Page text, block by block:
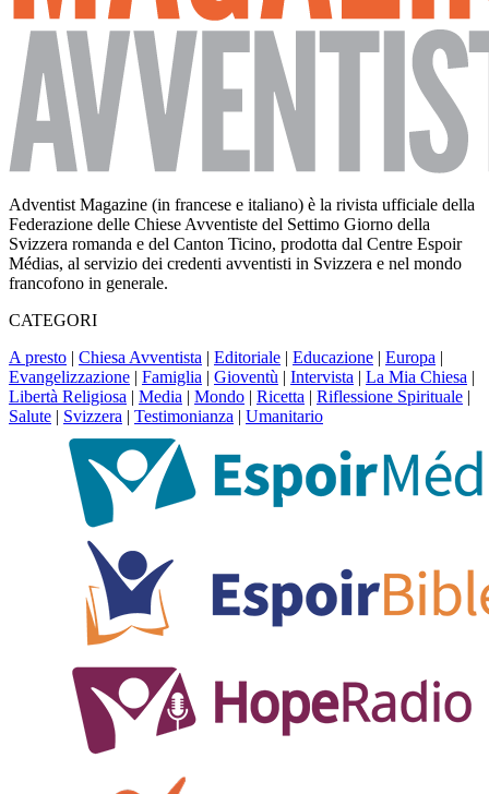
Adventist Magazine (in francese e italiano) è la rivista ufficiale della
Federazione delle Chiese Avventiste del Settimo Giorno della
Svizzera romanda e del Canton Ticino, prodotta dal Centre Espoir
Médias, al servizio dei credenti avventisti in Svizzera e nel mondo
francofono in generale.
CATEGORI
A presto | Chiesa Avventista | Editoriale | Educazione | Europa |
Evangelizzazione | Famiglia | Gioventù | Intervista | La Mia Chiesa |
Libertà Religiosa | Media | Mondo | Ricetta | Riflessione Spirituale |
Salute | Svizzera | Testimonianza | Umanitario